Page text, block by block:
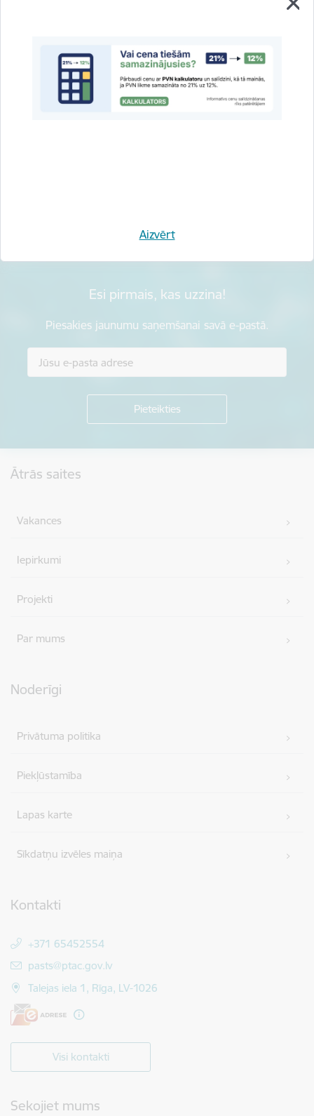
Aizvērt
Esi pirmais, kas uzzina!
Piesakies jaunumu saņemšanai savā e-pastā.
Ātrās saites
Vakances
Iepirkumi
Projekti
Par mums
Noderīgi
Privātuma politika
Piekļūstamība
Lapas karte
Sīkdatņu izvēles maiņa
Kontakti
+371 65452554
E-pasts:
pasts@ptac.gov.lv
Talejas iela 1, Rīga, LV-1026
Visi kontakti
Sekojiet mums